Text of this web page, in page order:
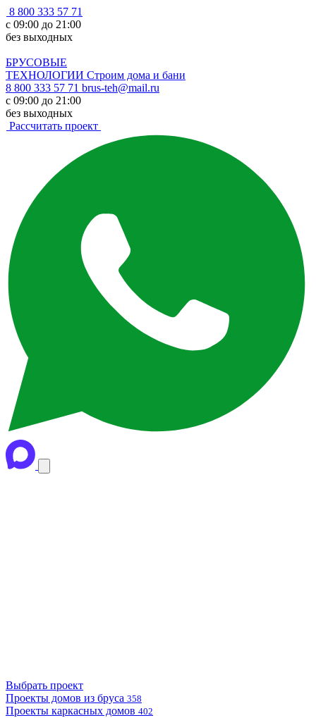
8 800 333 57 71
с 09:00 до 21:00
без выходных
БРУСОВЫЕ
ТЕХНОЛОГИИ Строим дома и бани
8 800 333 57 71 brus-teh@mail.ru
с 09:00 до 21:00
без выходных
Рассчитать проект
Выбрать проект
Проекты домов из бруса 358
Проекты каркасных домов 402